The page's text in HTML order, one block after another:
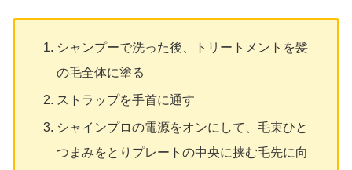
シャンプーで洗った後、トリートメントを髪
の毛全体に塗る
ストラップを手首に通す
シャインプロの電源をオンにして、毛束ひと
つまみをとりプレートの中央に挟む毛先に向